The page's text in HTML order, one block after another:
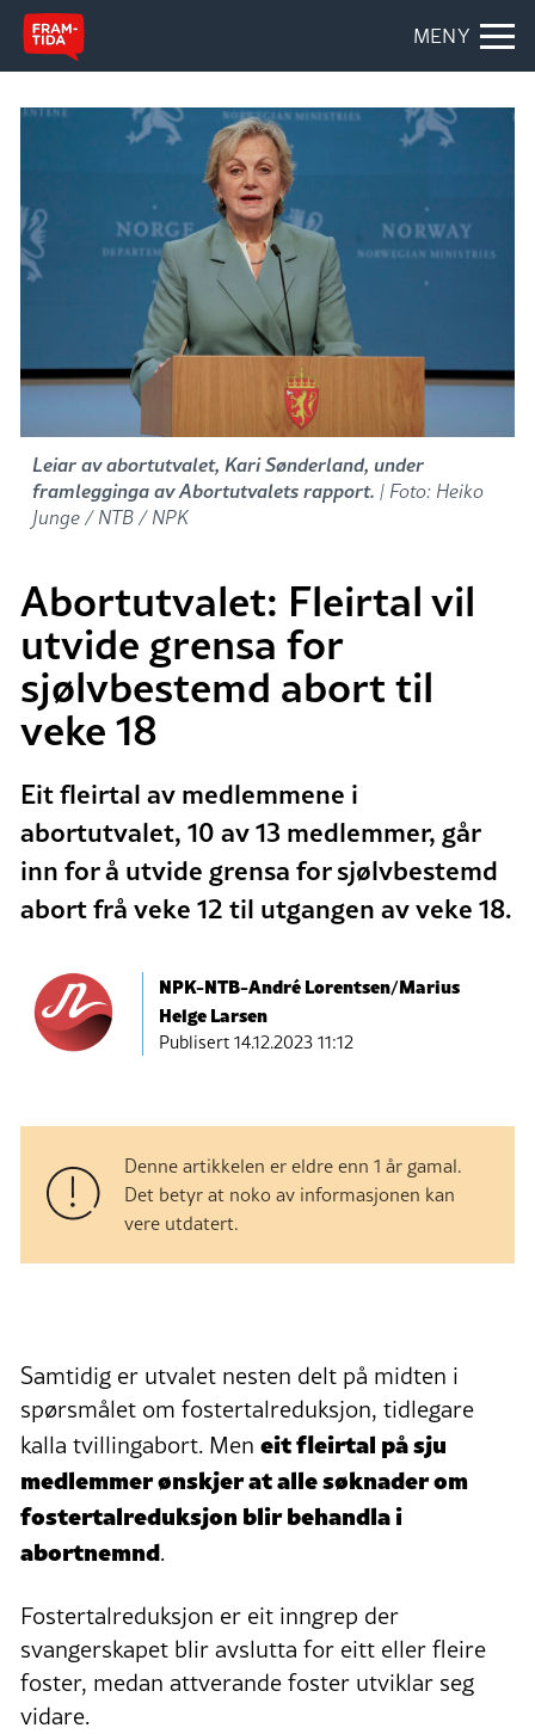
MENY
Leiar av abortutvalet, Kari Sønderland, under
framlegginga av Abortutvalets rapport. | Foto: Heiko
Junge / NTB / NPK
Abortutvalet: Fleirtal vil
utvide grensa for
sjølvbestemd abort til
veke 18
Eit fleirtal av medlemmene i
abortutvalet, 10 av 13 medlemmer, går
inn for å utvide grensa for sjølvbestemd
abort frå veke 12 til utgangen av veke 18.
NPK-NTB-André Lorentsen/Marius
Helge Larsen
Publisert14.12.2023 11:12
Denne artikkelen er eldre enn 1 år gamal.
Det betyr at noko av informasjonen kan
vere utdatert.
Samtidig er utvalet nesten delt på midten i
spørsmålet om fostertalreduksjon, tidlegare
kalla tvillingabort. Men eit fleirtal på sju
medlemmer ønskjer at alle søknader om
fostertalreduksjon blir behandla i
abortnemnd.
Fostertalreduksjon er eit inngrep der
svangerskapet blir avslutta for eitt eller fleire
foster, medan attverande foster utviklar seg
vidare.